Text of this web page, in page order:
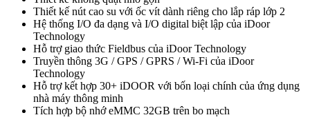
Thiết kế nút cao su với ốc vít dành riêng cho lắp ráp lớp 2
Hệ thống I/O đa dạng và I/O digital biệt lập của iDoor
Technology
Hỗ trợ giao thức Fieldbus của iDoor Technology
Truyền thông 3G / GPS / GPRS / Wi-Fi của iDoor
Technology
Hỗ trợ kết hợp 30+ iDOOR với bốn loại chính của ứng dụng
nhà máy thông minh
Tích hợp bộ nhớ eMMC 32GB trên bo mạch